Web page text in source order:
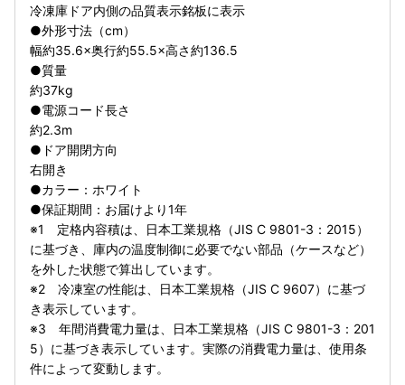
冷凍庫ドア内側の品質表示銘板に表示
●外形寸法（cm）
幅約35.6×奥行約55.5×高さ約136.5
●質量
約37kg
●電源コード長さ
約2.3m
●ドア開閉方向
右開き
●カラー：ホワイト
●保証期間：お届けより1年
※1 定格内容積は、日本工業規格（JIS C 9801-3：2015）
に基づき、庫内の温度制御に必要でない部品（ケースなど）
を外した状態で算出しています。
※2 冷凍室の性能は、日本工業規格（JIS C 9607）に基づ
き表示しています。
※3 年間消費電力量は、日本工業規格（JIS C 9801-3：201
5）に基づき表示しています。実際の消費電力量は、使用条
件によって変動します。